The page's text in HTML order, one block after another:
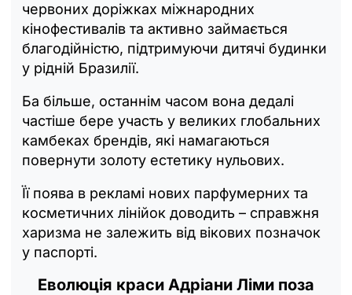
червоних доріжках міжнародних
кінофестивалів та активно займається
благодійністю, підтримуючи дитячі будинки
у рідній Бразилії.
Ба більше, останнім часом вона дедалі
частіше бере участь у великих глобальних
камбеках брендів, які намагаються
повернути золоту естетику нульових.
Її поява в рекламі нових парфумерних та
косметичних лінійок доводить – справжня
харизма не залежить від вікових позначок
у паспорті.
Еволюція краси Адріани Ліми поза